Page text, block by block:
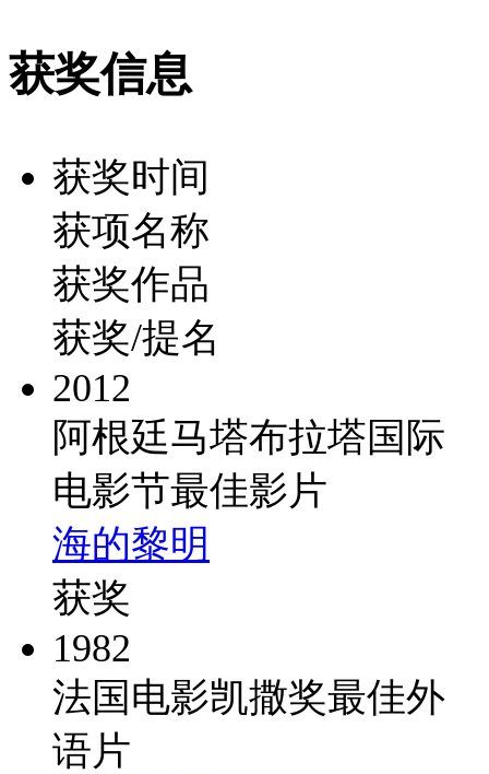
获奖信息
获奖时间
获项名称
获奖作品
获奖/提名
2012
阿根廷马塔布拉塔国际
电影节最佳影片
海的黎明
获奖
1982
法国电影凯撒奖最佳外
语片